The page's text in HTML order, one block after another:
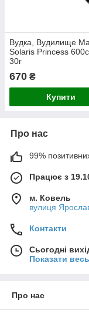
Вудка, Вудилище
Solaris Princess
30г
670 ₴
Купити
Про нас
99% позитивних
Працює з
м. Ковель
вулиця
Контакти
Сьогодні
Показати
Про нас